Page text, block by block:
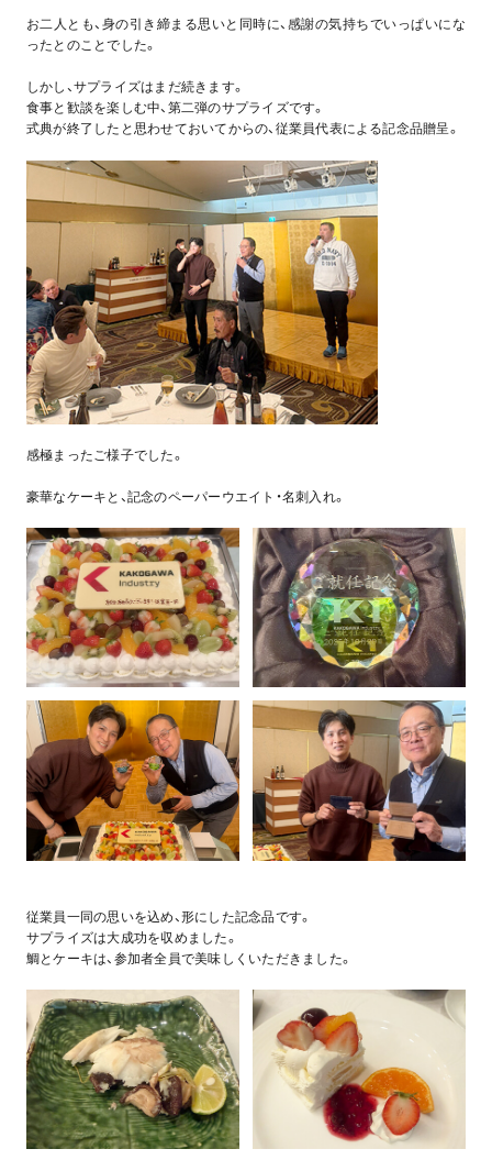
お二人とも、身の引き締まる思いと同時に、感謝の気持ちでいっぱいにな
ったとのことでした。
しかし、サプライズはまだ続きます。
食事と歓談を楽しむ中、第二弾のサプライズです。
式典が終了したと思わせておいてからの、従業員代表による記念品贈呈。
感極まったご様子でした。
豪華なケーキと、記念のペーパーウエイト・名刺入れ。
従業員一同の思いを込め、形にした記念品です。
サプライズは大成功を収めました。
鯛とケーキは、参加者全員で美味しくいただきました。